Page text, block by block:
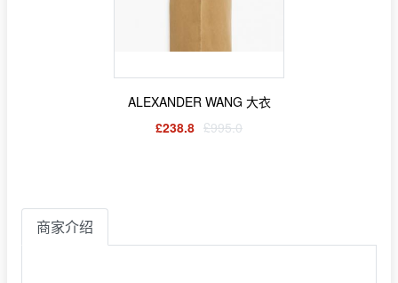
ALEXANDER WANG 大衣
£238.8 £995.0
商家介绍